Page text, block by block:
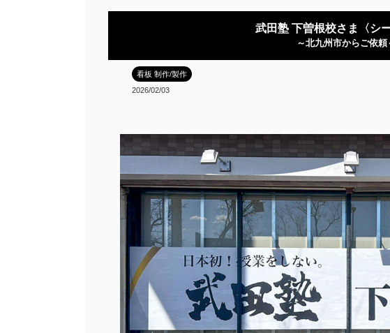
武田塾 下曽根校さま〈シ
～北九州市からご依頼
看板 制作/製作
2026/02/03